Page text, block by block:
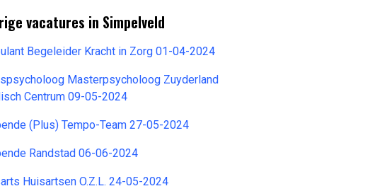
vacatures in Simpelveld
Begeleider Kracht in Zorg 01-04-2024
Masterpsycholoog Zuyderland
Centrum 09-05-2024
(Plus) Tempo-Team 27-05-2024
Randstad 06-06-2024
Huisartsen O.Z.L. 24-05-2024